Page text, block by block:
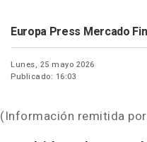
Europa Press Mercado
Lunes, 25 mayo 2026
Publicado: 16:03
(Información remitida